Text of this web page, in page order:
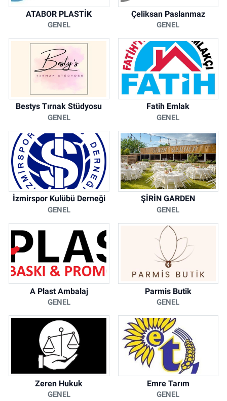
ATABOR PLASTİK
GENEL
Çeliksan Paslanmaz
GENEL
Bestys Tırnak Stüdyosu
GENEL
Fatih Emlak
GENEL
İzmirspor Kulübü Derneği
GENEL
ŞİRİN GARDEN
GENEL
A Plast Ambalaj
GENEL
Parmis Butik
GENEL
Zeren Hukuk
GENEL
Emre Tarım
GENEL